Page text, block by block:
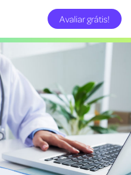
Avaliar grátis!